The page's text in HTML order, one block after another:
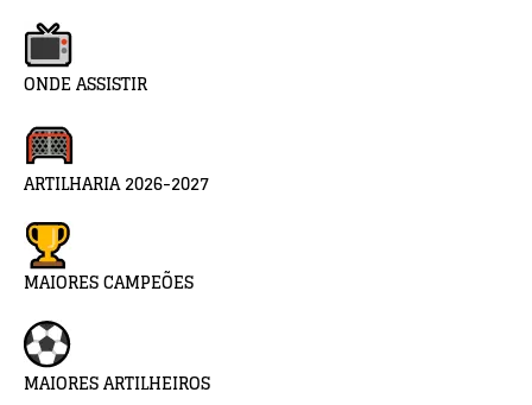
ONDE ASSISTIR
ARTILHARIA 2026-2027
MAIORES CAMPEÕES
MAIORES ARTILHEIROS